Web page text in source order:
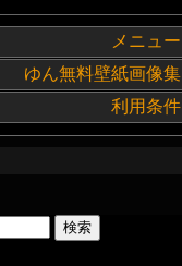
メニュー
ゆん無料壁紙画像集
利用条件